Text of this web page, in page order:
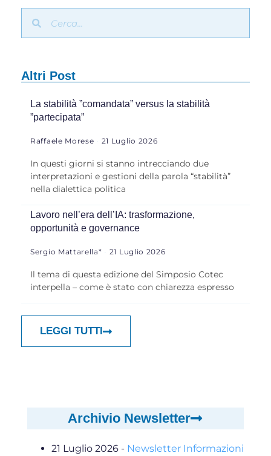
Altri Post
La stabilità ”comandata” versus la stabilità
”partecipata”
Raffaele Morese 21 Luglio 2026
In questi giorni si stanno intrecciando due
interpretazioni e gestioni della parola “stabilità”
nella dialettica politica
Lavoro nell’era dell’IA: trasformazione,
opportunità e governance
Sergio Mattarella* 21 Luglio 2026
Il tema di questa edizione del Simposio Cotec
interpella – come è stato con chiarezza espresso
LEGGI TUTTI
Archivio Newsletter
21 Luglio 2026 - Newsletter Informazioni